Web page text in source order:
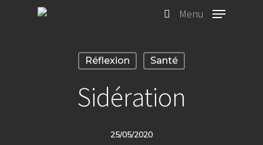
Menu
Réflexion Santé
Sidération
25/05/2020